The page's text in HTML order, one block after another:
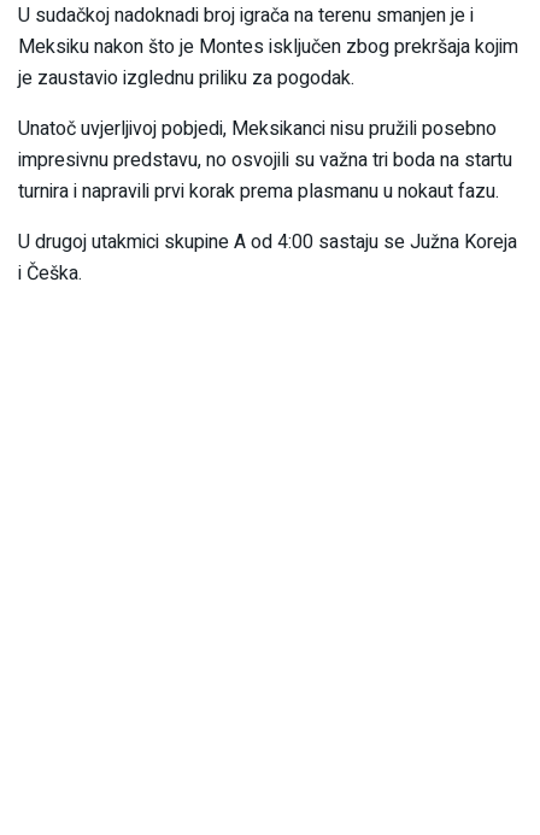
U sudačkoj nadoknadi broj igrača na terenu smanjen je i
Meksiku nakon što je Montes isključen zbog prekršaja kojim
je zaustavio izglednu priliku za pogodak.
Unatoč uvjerljivoj pobjedi, Meksikanci nisu pružili posebno
impresivnu predstavu, no osvojili su važna tri boda na startu
turnira i napravili prvi korak prema plasmanu u nokaut fazu.
U drugoj utakmici skupine A od 4:00 sastaju se Južna Koreja
i Češka.